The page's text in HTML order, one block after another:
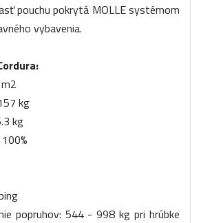
pouchu pokrytá MOLLE systémom
vybavenia.
kg
kg
popruhov: 544 - 998 kg pri hrúbke